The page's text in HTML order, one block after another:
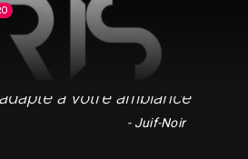
à votre ambiance"
- Juif-Noir